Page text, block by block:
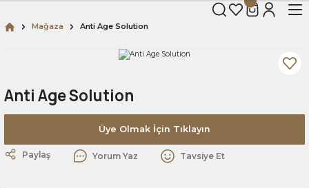
Mağaza Anti Age Solution
Anti Age Solution
Üye Olmak İçin Tıklayın
Paylaş Yorum Yaz Tavsiye Et